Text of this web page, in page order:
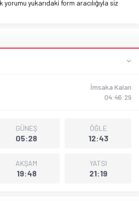
yorumu yukarıdaki form aracılığıyla siz
İmsaka Kalan
04:46:28
GÜNEŞ
05:28
ÖĞLE
12:43
AKŞAM
19:48
YATSI
21:19